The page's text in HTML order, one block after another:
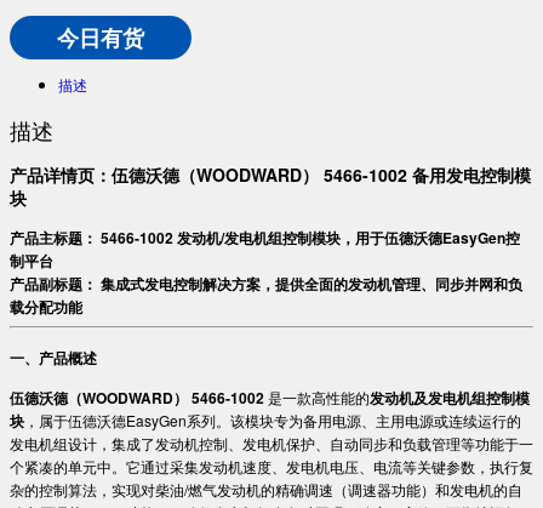
今日有货
描述
描述
产品详情页：伍德沃德（WOODWARD） 5466-1002 备用发电控制模
块​
​产品主标题： 5466-1002 发动机/发电机组控制模块，用于伍德沃德EasyGen控
制平台​
​产品副标题： 集成式发电控制解决方案，提供全面的发动机管理、同步并网和负
载分配功能​
​一、产品概述​
​伍德沃德（WOODWARD） 5466-1002​​ 是一款高性能的​​发动机及发电机组控制模
块​ ​，属于伍德沃德EasyGen系列。该模块专为备用电源、主用电源或连续运行的
发电机组设计，集成了发动机控制、发电机保护、自动同步和负载管理等功能于一
个紧凑的单元中。它通过采集发动机速度、发电机电压、电流等关键参数，执行复
杂的控制算法，实现对柴油/燃气发动机的精确调速（调速器功能）和发电机的自